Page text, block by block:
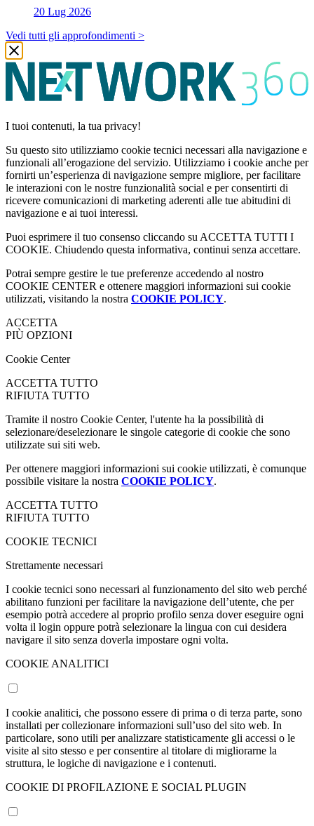
20 Lug 2026
Vedi tutti gli approfondimenti >
I tuoi contenuti, la tua privacy!
Su questo sito utilizziamo cookie tecnici necessari alla navigazione e
funzionali all’erogazione del servizio. Utilizziamo i cookie anche per
fornirti un’esperienza di navigazione sempre migliore, per facilitare
le interazioni con le nostre funzionalità social e per consentirti di
ricevere comunicazioni di marketing aderenti alle tue abitudini di
navigazione e ai tuoi interessi.
Puoi esprimere il tuo consenso cliccando su ACCETTA TUTTI I
COOKIE. Chiudendo questa informativa, continui senza accettare.
Potrai sempre gestire le tue preferenze accedendo al nostro
COOKIE CENTER e ottenere maggiori informazioni sui cookie
utilizzati, visitando la nostra COOKIE POLICY.
ACCETTA
PIÙ OPZIONI
Cookie Center
ACCETTA TUTTO
RIFIUTA TUTTO
Tramite il nostro Cookie Center, l'utente ha la possibilità di
selezionare/deselezionare le singole categorie di cookie che sono
utilizzate sui siti web.
Per ottenere maggiori informazioni sui cookie utilizzati, è comunque
possibile visitare la nostra COOKIE POLICY.
ACCETTA TUTTO
RIFIUTA TUTTO
COOKIE TECNICI
Strettamente necessari
I cookie tecnici sono necessari al funzionamento del sito web perché
abilitano funzioni per facilitare la navigazione dell’utente, che per
esempio potrà accedere al proprio profilo senza dover eseguire ogni
volta il login oppure potrà selezionare la lingua con cui desidera
navigare il sito senza doverla impostare ogni volta.
COOKIE ANALITICI
I cookie analitici, che possono essere di prima o di terza parte, sono
installati per collezionare informazioni sull’uso del sito web. In
particolare, sono utili per analizzare statisticamente gli accessi o le
visite al sito stesso e per consentire al titolare di migliorarne la
struttura, le logiche di navigazione e i contenuti.
COOKIE DI PROFILAZIONE E SOCIAL PLUGIN